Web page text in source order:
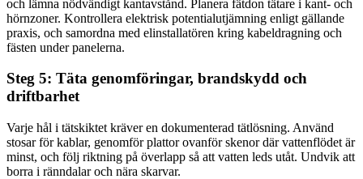
och lämna nödvändigt kantavstånd. Planera fätdon tätare i kant- och
hörnzoner. Kontrollera elektrisk potentialutjämning enligt gällande
praxis, och samordna med elinstallatören kring kabeldragning och
fästen under panelerna.
Steg 5: Täta genomföringar, brandskydd och
driftbarhet
Varje hål i tätskiktet kräver en dokumenterad tätlösning. Använd
stosar för kablar, genomför plattor ovanför skenor där vattenflödet är
minst, och följ riktning på överlapp så att vatten leds utåt. Undvik att
borra i ränndalar och nära skarvar.